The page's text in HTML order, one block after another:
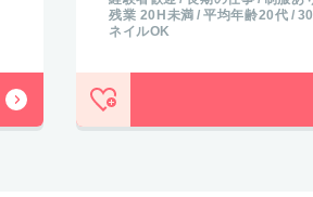
残業 20H未満
平均年齢20代
ネイルOK